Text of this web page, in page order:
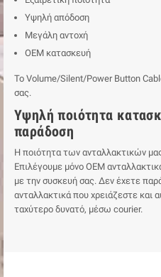
Υψηλή απόδοση
Μεγάλη αντοχή
ΟΕΜ κατασκευή
Το Volume/Silent/Power Button
σας.
Υψηλή ποιότητα
παράδοση
Η ποιότητα των ανταλλακτικών
Επιλέγουμε μόνο ΟΕΜ
με την συσκευή σας. Δεν έχετε
ανταλλακτικά που χρειάζεστε και
ταχύτερο δυνατό, μέσω courier.